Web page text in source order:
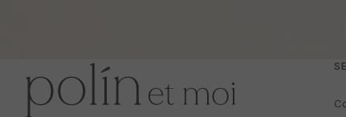
Parce que c’est miser sur la
soignées, la sélection